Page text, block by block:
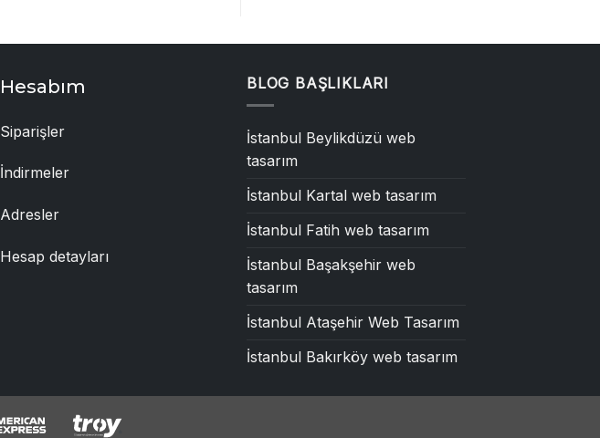
Hesabım
Siparişler
İndirmeler
Adresler
Hesap detayları
BLOG BAŞLIKLARI
İstanbul Beylikdüzü web
tasarım
İstanbul Kartal web tasarım
İstanbul Fatih web tasarım
İstanbul Başakşehir web
tasarım
İstanbul Ataşehir Web Tasarım
İstanbul Bakırköy web tasarım